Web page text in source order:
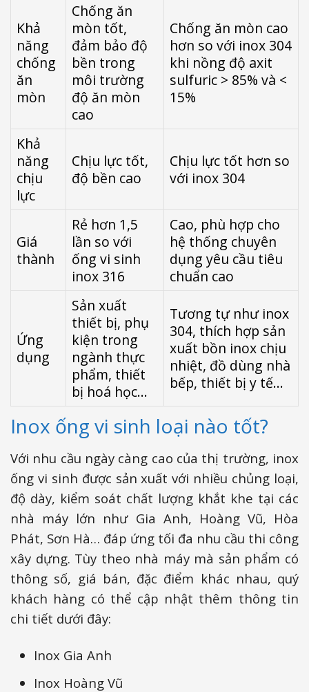
Khả
năng
chống
ăn
mòn
Chống ăn
mòn tốt,
đảm bảo độ
bền trong
môi trường
độ ăn mòn
cao
Chống ăn mòn cao
hơn so với inox 304
khi nồng độ axit
sulfuric > 85% và <
15%
Khả
năng
chịu
lực
Chịu lực tốt,
độ bền cao
Chịu lực tốt hơn so
với inox 304
Giá
thành
Rẻ hơn 1,5
lần so với
ống vi sinh
inox 316
Cao, phù hợp cho
hệ thống chuyên
dụng yêu cầu tiêu
chuẩn cao
Ứng
dụng
Sản xuất
thiết bị, phụ
kiện trong
ngành thực
phẩm, thiết
bị hoá học...
Tương tự như inox
304, thích hợp sản
xuất bồn inox chịu
nhiệt, đồ dùng nhà
bếp, thiết bị y tế...
Inox ống vi sinh loại nào tốt?
Với nhu cầu ngày càng cao của thị trường, inox
ống vi sinh được sản xuất với nhiều chủng loại,
độ dày, kiểm soát chất lượng khắt khe tại các
nhà máy lớn như Gia Anh, Hoàng Vũ, Hòa
Phát, Sơn Hà… đáp ứng tối đa nhu cầu thi công
xây dựng. Tùy theo nhà máy mà sản phẩm có
thông số, giá bán, đặc điểm khác nhau, quý
khách hàng có thể cập nhật thêm thông tin
chi tiết dưới đây:
Inox Gia Anh
Inox Hoàng Vũ